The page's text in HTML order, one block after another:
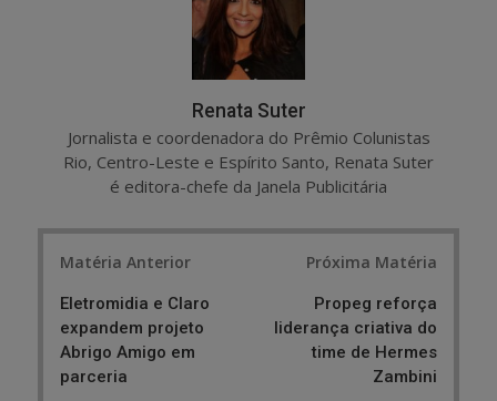
Renata Suter
Jornalista e coordenadora do Prêmio Colunistas
Rio, Centro-Leste e Espírito Santo, Renata Suter
é editora-chefe da Janela Publicitária
Matéria Anterior
Eletromidia e Claro
expandem projeto
Abrigo Amigo em
parceria
Próxima Matéria
Propeg reforça
liderança criativa do
time de Hermes
Zambini